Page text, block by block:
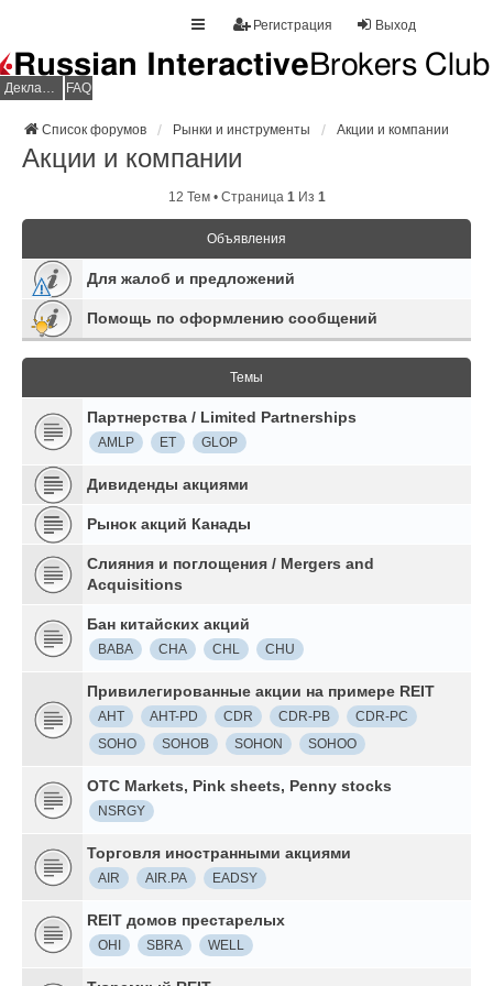
Выход
Регистрация
Декларация НДФЛ FAQ
Список форумов Рынки и инструменты Акции и компании
Акции и компании
12 Тем • Страница 1Из 1
Объявления
Для жалоб и предложений
Помощь по оформлению сообщений
Темы
Партнерства / Limited Partnerships
AMLP ET GLOP
Дивиденды акциями
Рынок акций Канады
Слияния и поглощения / Mergers and
Acquisitions
Бан китайских акций
BABA CHA CHL CHU
Привилегированные акции на примере REIT
AHT AHT-PD CDR CDR-PB
CDR-PC
SOHO
SOHOB SOHON SOHOO
OTC Markets, Pink sheets, Penny stocks
NSRGY
Торговля иностранными акциями
AIR AIR.PA EADSY
REIT домов престарелых
OHI SBRA WELL